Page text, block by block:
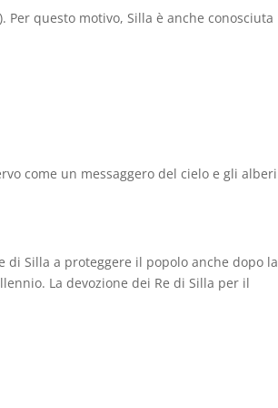
Per questo motivo, Silla è anche conosciuta
come un messaggero del cielo e gli alberi
di Silla a proteggere il popolo anche dopo la
La devozione dei Re di Silla per il